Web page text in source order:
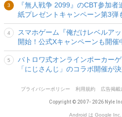
『無人戦争 2099』のCBT参加
紙プレゼントキャンペーン第3弾
スマホゲーム『俺だけレベルア
開始！公式Xキャンペーンも開催
バトロワ式オンラインポーカー
「にじさんじ」のコラボ開催が決
プライバシーポリシー 利用規約 広告掲載
Copyright © 2007- 2026 Nyle
Android は Google Inc.